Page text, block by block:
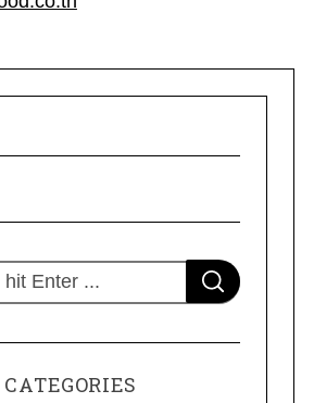
S
E
C
CATEGORIES